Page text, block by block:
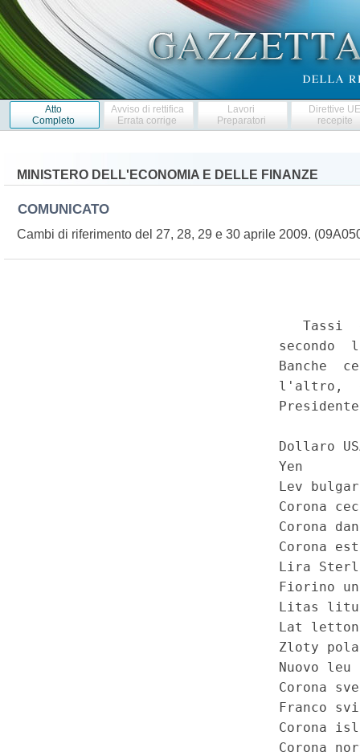
Atto
Completo
Avviso di rettifica
Errata corrige
Lavori
Preparatori
Direttive
recepite
MINISTERO DELL'ECONOMIA E DELLE FINANZE
COMUNICATO
Cambi di riferimento del 27, 28, 29 e 30 aprile 2009.